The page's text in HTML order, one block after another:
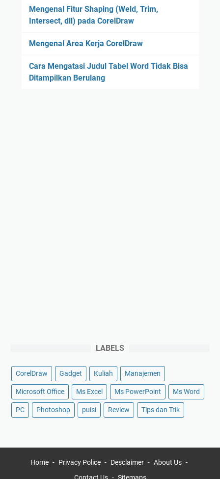
Mengenal Fitur Shaping (Weld, Trim,
Intersect, dll) pada CorelDraw
Mengenal Area Kerja CorelDraw
Cara Mengatasi Judul Tabel Word Tidak Bisa
Ditampilkan Berulang
LABELS
CorelDraw Gadget Kuliah Manajemen
Microsoft Office Ms Excel Ms PowerPoint Ms Word
PC Photoshop puisi Review Tips dan Trik
Home Privacy Police Desclaimer
About Us